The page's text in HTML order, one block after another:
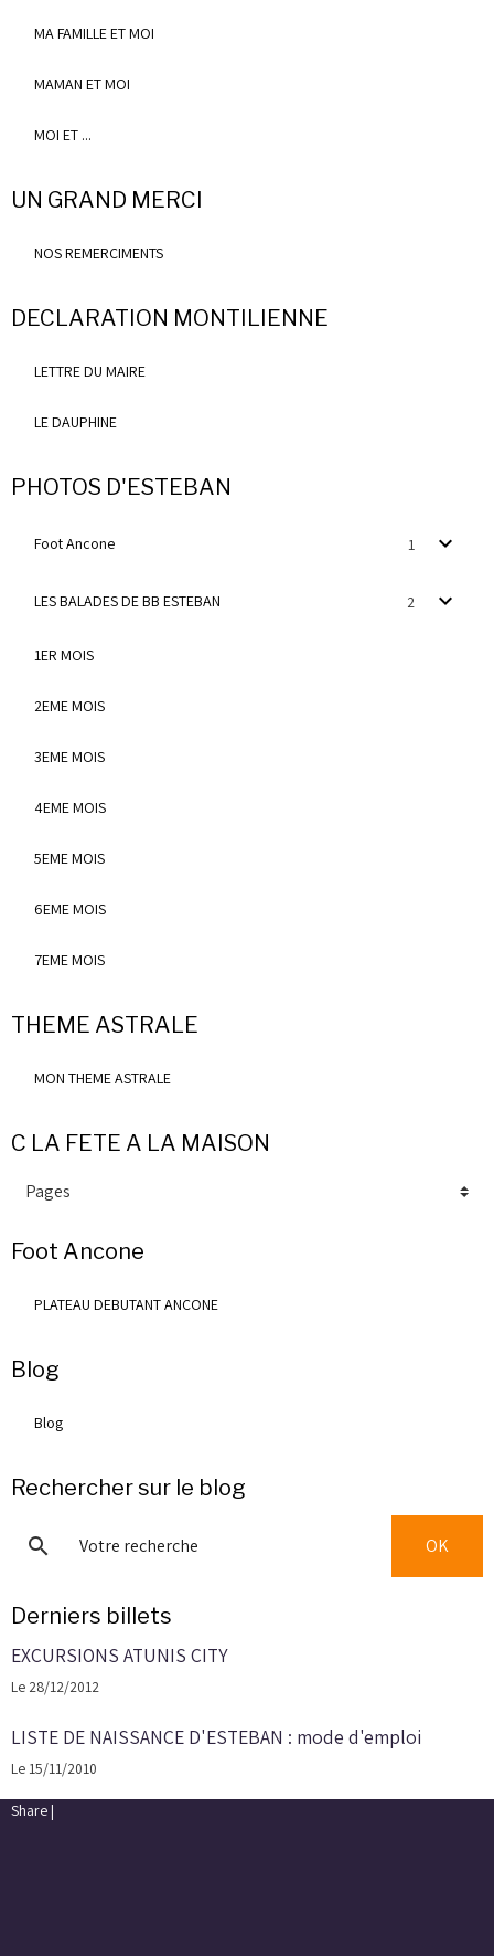
MA FAMILLE ET MOI
MAMAN ET MOI
MOI ET ...
UN GRAND MERCI
NOS REMERCIMENTS
DECLARATION MONTILIENNE
LETTRE DU MAIRE
LE DAUPHINE
PHOTOS D'ESTEBAN
Foot Ancone 1
LES BALADES DE BB ESTEBAN 2
1ER MOIS
2EME MOIS
3EME MOIS
4EME MOIS
5EME MOIS
6EME MOIS
7EME MOIS
THEME ASTRALE
MON THEME ASTRALE
C LA FETE A LA MAISON
Foot Ancone
PLATEAU DEBUTANT ANCONE
Blog
Blog
Rechercher sur le blog
OK
Derniers billets
EXCURSIONS ATUNIS CITY
Le 28/12/2012
LISTE DE NAISSANCE D'ESTEBAN : mode d'emploi
Le 15/11/2010
Share|